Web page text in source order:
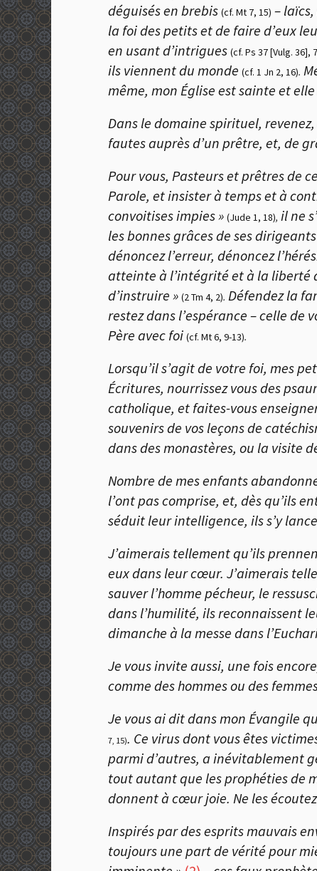
déguisés en brebis (cf. Mt 7, 15) –
la foi des petits et de faire d’eux
en usant d’intrigues (cf. Ps 37 [Vulg. 36],
ils viennent du monde (cf. 1 Jn 2, 16).
même, mon Église est sainte et
Dans le domaine spirituel,
fautes auprès d’un prêtre, et, de
Pour vous, Pasteurs et prêtres de
Parole, et insister à temps et à
convoitises impies » (Jude 1, 18), il ne
les bonnes grâces de ses
dénoncez l’erreur, dénoncez
atteinte à l’intégrité et à la liberté
d’instruire » (2 Tm 4, 2). Défendez la
restez dans l’espérance – celle de
Père avec foi (cf. Mt 6, 9-13).
Lorsqu’il s’agit de votre foi, mes
Écritures, nourrissez vous des
catholique, et faites-vous
souvenirs de vos leçons de
dans des monastères, ou la visite
Nombre de mes enfants
l’ont pas comprise, et, dès qu’ils
séduit leur intelligence, ils s’y
J’aimerais tellement qu’ils
eux dans leur cœur. J’aimerais
sauver l’homme pécheur, le
dans l’humilité, ils reconnaissent
dimanche à la messe dans
Je vous invite aussi, une fois
comme des hommes ou des
Je vous ai dit dans mon Évangile
7, 15). Ce virus dont vous êtes
parmi d’autres, a inévitablement
tout autant que les prophéties de
donnent à cœur joie. Ne les
Inspirés par des esprits mauvais
toujours une part de vérité pour